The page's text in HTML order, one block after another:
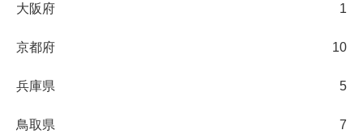
大阪府 1
京都府 10
兵庫県 5
鳥取県 7